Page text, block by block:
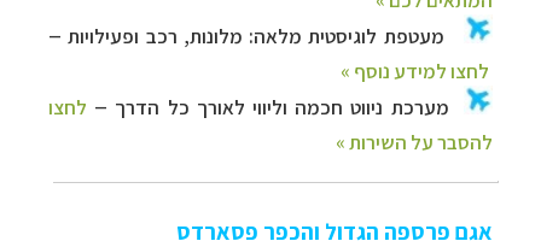
אגם פרספה הגדול והכפר פסארדס